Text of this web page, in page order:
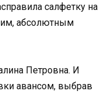
салфетку на
абсолютным
Петровна. И
авансом, выбрав